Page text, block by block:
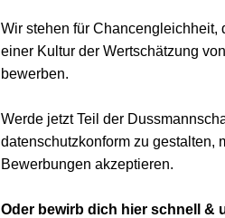
Wir stehen für
einer Kultur der Wertschätzung
bewerben.
Werde jetzt Teil der
datenschutzkonform zu gestalten,
Bewerbungen akzeptieren.
Oder bewirb dich hier schnell &